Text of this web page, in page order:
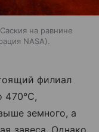
на равнине
NASA).
филиал
470°C,
земного, а
завеса. Однако